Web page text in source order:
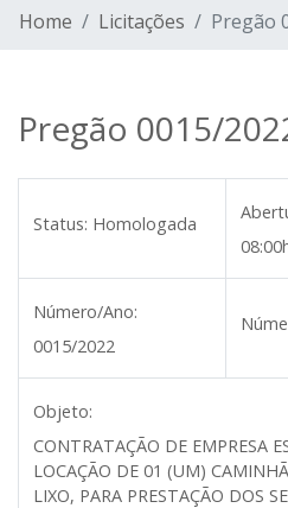
Home Licitações Pregão
Pregão 0015/
Status: Homologada
Número/Ano:
0015/2022
Objeto:
CONTRATAÇÃO DE EMPRESA
LOCAÇÃO DE 01 (UM)
LIXO, PARA PRESTAÇÃO DOS